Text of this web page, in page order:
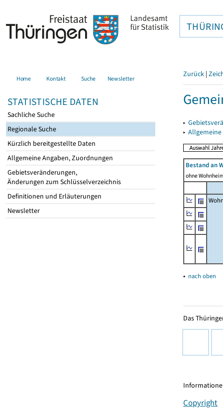
Home Kontakt Suche Newsletter
STATISTISCHE DATEN
Sachliche Suche
Regionale Suche
Kürzlich bereitgestellte Daten
Allgemeine Angaben, Zuordnungen
Gebietsveränderungen,
Änderungen zum Schlüsselverzeichnis
Definitionen und Erläuterungen
Newsletter
Zurück |
▸
▸
Bestand an
ohne
▴ nach oben
Das
Copyright